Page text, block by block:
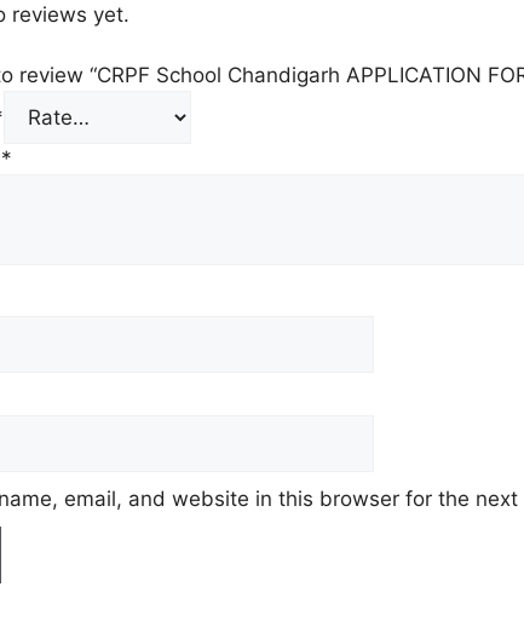
reviews yet.
review “CRPF School Chandigarh APPLICATION
*
email, and website in this browser for the next